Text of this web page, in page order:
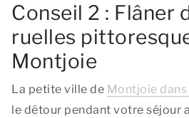
Conseil 2 : Flâner
ruelles
Montjoie
La petite ville de Montjoie dans
le détour pendant votre séjour